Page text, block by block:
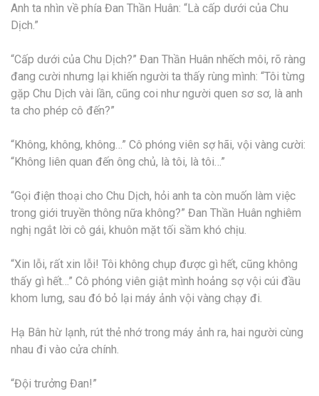
Anh ta nhìn về phía Đan Thần Huân: “Là cấp dưới của Chu
Dịch.”
“Cấp dưới của Chu Dịch?” Đan Thần Huân nhếch môi, rõ ràng
đang cười nhưng lại khiến người ta thấy rùng mình: “Tôi từng
gặp Chu Dịch vài lần, cũng coi như người quen sơ sơ, là anh
ta cho phép cô đến?”
“Không, không, không…” Cô phóng viên sợ hãi, vội vàng cười:
“Không liên quan đến ông chủ, là tôi, là tôi…”
“Gọi điện thoại cho Chu Dịch, hỏi anh ta còn muốn làm việc
trong giới truyền thông nữa không?” Đan Thần Huân nghiêm
nghị ngắt lời cô gái, khuôn mặt tối sầm khó chịu.
“Xin lỗi, rất xin lỗi! Tôi không chụp được gì hết, cũng không
thấy gì hết…” Cô phóng viên giật mình hoảng sợ vội cúi đầu
khom lưng, sau đó bỏ lại máy ảnh vội vàng chạy đi.
Hạ Bân hừ lạnh, rút thẻ nhớ trong máy ảnh ra, hai người cùng
nhau đi vào cửa chính.
“Đội trưởng Đan!”